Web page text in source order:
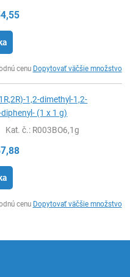
cenu Dopytovať väčšie množstvo
1,2-dimethyl-1,2-
(1 x 1 g)
Kat. č.: R003BO6,1g
cenu Dopytovať väčšie množstvo